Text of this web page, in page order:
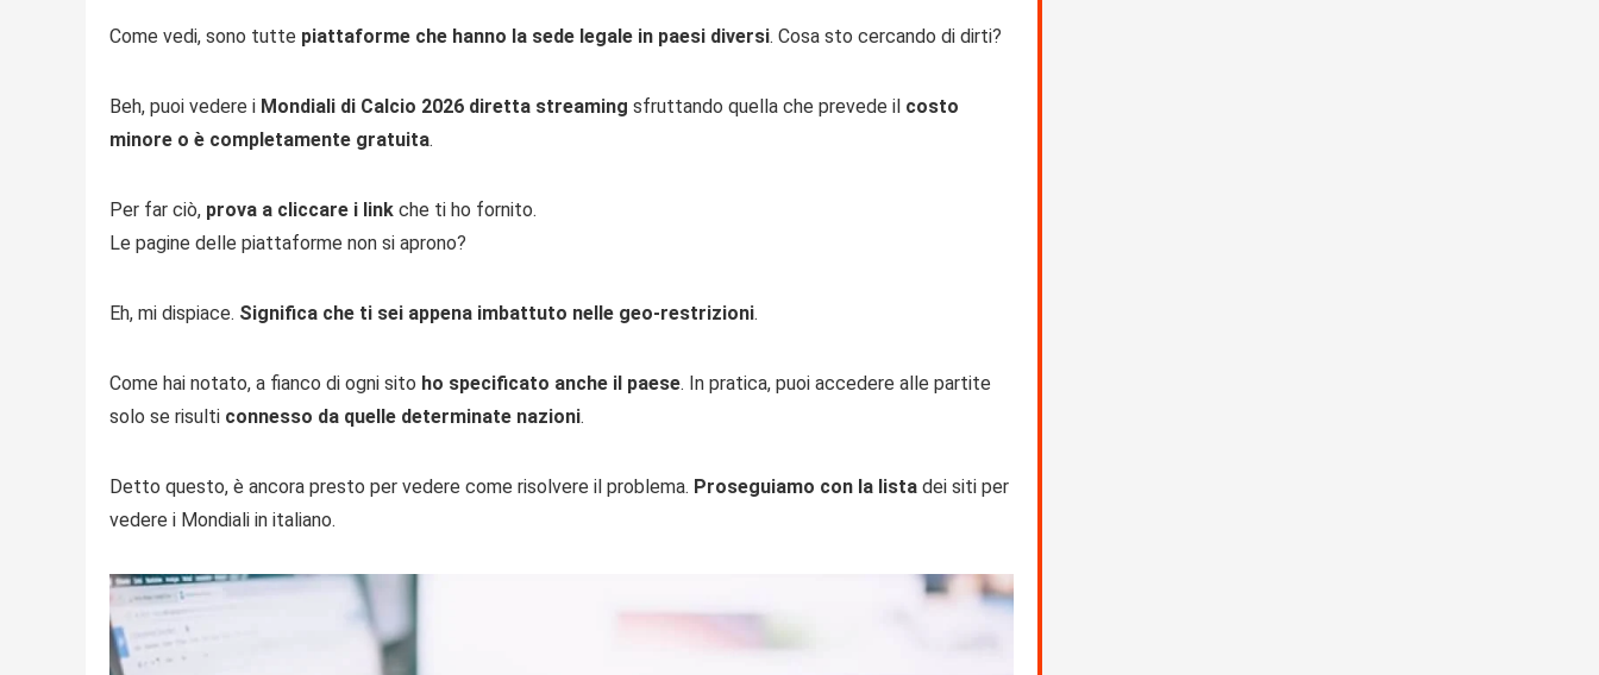
Come vedi, sono tutte piattaforme che hanno la sede legale in paesi diversi. Cosa sto cercando di dirti?
Beh, puoi vedere i Mondiali di Calcio 2026 diretta streaming sfruttando quella che prevede il costo
minore o è completamente gratuita.
Per far ciò, prova a cliccare i link che ti ho fornito.
Le pagine delle piattaforme non si aprono?
Eh, mi dispiace. Significa che ti sei appena imbattuto nelle geo-restrizioni.
Come hai notato, a fianco di ogni sito ho specificato anche il paese. In pratica, puoi accedere alle partite
solo se risulti connesso da quelle determinate nazioni.
Detto questo, è ancora presto per vedere come risolvere il problema. Proseguiamo con la lista dei siti per
vedere i Mondiali in italiano.